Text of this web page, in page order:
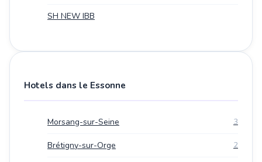
SH NEW IBB
Hotels dans le Essonne
Morsang-sur-Seine 3
Brétigny-sur-Orge 2